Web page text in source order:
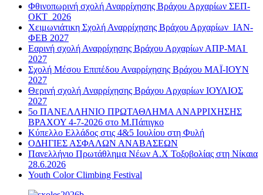
Φθινοπωρινή σχολή Αναρρίχησης Βράχου Αρχαρίων ΣΕΠ-
ΟΚΤ 2026
Χειμωνιάτικη Σχολή Αναρρίχησης Βράχου Αρχαρίων ΙΑΝ-
ΦΕΒ 2027
Εαρινή σχολή Αναρρίχησης Βράχου Αρχαρίων ΑΠΡ-ΜΑΙ
2027
Σχολή Μέσου Επιπέδου Αναρρίχησης Βράχου ΜΑΪ-ΙΟΥΝ
2027
Θερινή σχολή Αναρρίχησης Βράχου Αρχαρίων ΙΟΥΛΙΟΣ
2027
5ο ΠΑΝΕΛΛΗΝΙΟ ΠΡΩΤΑΘΛΗΜΑ ΑΝΑΡΡΙΧΗΣΗΣ
ΒΡΑΧΟΥ 4-7-2026 στο Μ.Πάπιγκο
Κύπελλο Ελλάδος στις 4&5 Ιουλίου στη Φυλή
ΟΔΗΓΙΕΣ ΑΣΦΑΛΩΝ ΑΝΑΒΑΣΕΩΝ
Πανελλήνιο Πρωτάθλημα Νέων Α.Χ Τοξοβολίας στη Νίκαια
28.6.2026
Youth Color Climbing Festival